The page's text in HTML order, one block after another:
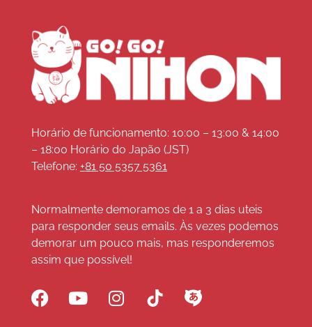
Horário de funcionamento: 10:00 – 13:00 & 14:00
– 18:00 Horário do Japão (JST)
Telefone: +81 50 5357 5361
Normalmente demoramos de 1 a 3 dias uteis
para responder seus emails. Às vezes podemos
demorar um pouco mais, mas responderemos
assim que possível!